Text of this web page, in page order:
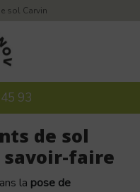
sol Carvin
93
de sol
savoir-faire
la pose de